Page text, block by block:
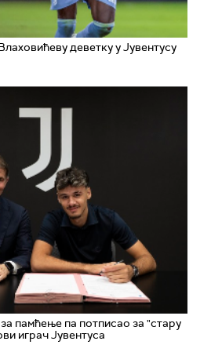
деветку у Јувентусу
памћење па потписао за "стару
играч Јувентуса